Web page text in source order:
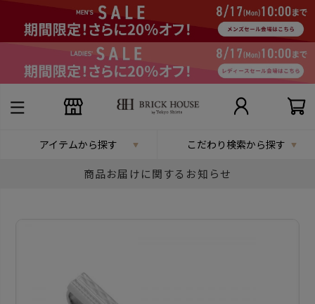
アイテムから探す こだわり検索から探す
商品お届けに関するお知らせ